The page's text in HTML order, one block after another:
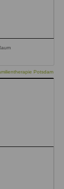
Potsdam